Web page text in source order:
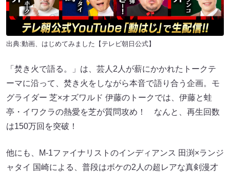
出典:動画、はじめてみました【テレビ朝日公式】
「焚き火で語る。」は、芸人2人が薪にかかれたトークテ
ーマに沿って、焚き火をしながら本音で語り合う企画。モ
グライダー 芝×オズワルド 伊藤のトークでは、伊藤と蛙
亭・イワクラの熱愛を芝が質問攻め！ なんと、再生回数
は150万回を突破！
他にも、M-1ファイナリストのインディアンス 田渕×ランジ
ャタイ 国崎による、普段はボケの2人の超レアな真剣漫才